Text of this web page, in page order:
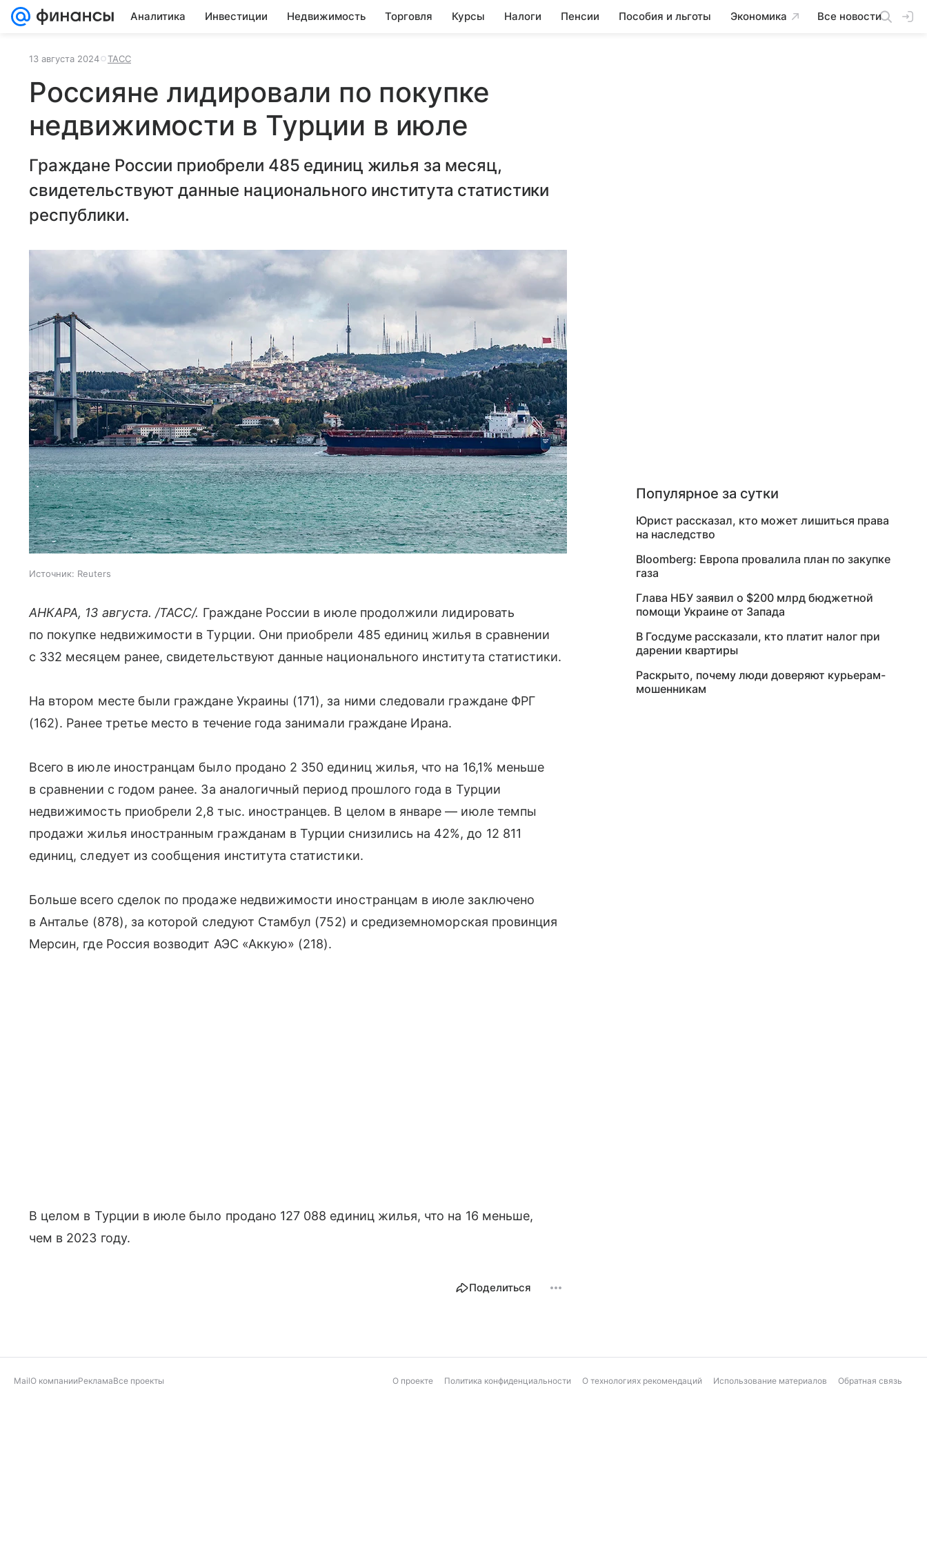
Аналитика Инвестиции Недвижимость Торговля Курсы Налоги Пенсии Пособия и льготы Экономика Все новости
13 августа 2024 ТАСС
Россияне лидировали по покупке
недвижимости в Турции в июле
Граждане России приобрели 485 единиц жилья за месяц,
свидетельствуют данные национального института статистики
республики.
Источник: Reuters
АНКАРА, 13 августа. /ТАСС/. Граждане России в июле продолжили лидировать
по покупке недвижимости в Турции. Они приобрели 485 единиц жилья в сравнении
с 332 месяцем ранее, свидетельствуют данные национального института статистики.
На втором месте были граждане Украины (171), за ними следовали граждане ФРГ
(162). Ранее третье место в течение года занимали граждане Ирана.
Всего в июле иностранцам было продано 2 350 единиц жилья, что на 16,1% меньше
в сравнении с годом ранее. За аналогичный период прошлого года в Турции
недвижимость приобрели 2,8 тыс. иностранцев. В целом в январе — июле темпы
продажи жилья иностранным гражданам в Турции снизились на 42%, до 12 811
единиц, следует из сообщения института статистики.
Больше всего сделок по продаже недвижимости иностранцам в июле заключено
в Анталье (878), за которой следуют Стамбул (752) и средиземноморская провинция
Мерсин, где Россия возводит АЭС «Аккую» (218).
В целом в Турции в июле было продано 127 088 единиц жилья, что на 16 меньше,
чем в 2023 году.
Поделиться
Популярное за сутки
Юрист рассказал, кто может лишиться права
на наследство
Bloomberg: Европа провалила план по закупке
газа
Глава НБУ заявил о $200 млрд бюджетной
помощи Украине от Запада
В Госдуме рассказали, кто платит налог при
дарении квартиры
Раскрыто, почему люди доверяют курьерам-
мошенникам
MailО компанииРекламаВсе проекты О проекте Политика конфиденциальности О технологиях рекомендаций Использование материалов Обратная связь